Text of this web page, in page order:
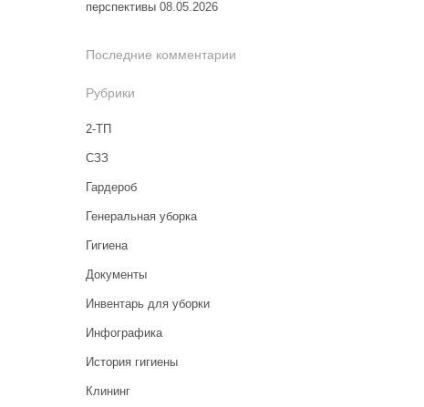
перспективы 08.05.2026
Последние комментарии
Рубрики
2-ТП
CЗЗ
Гардероб
Генеральная уборка
Гигиена
Документы
Инвентарь для уборки
Инфографика
История гигиены
Клининг